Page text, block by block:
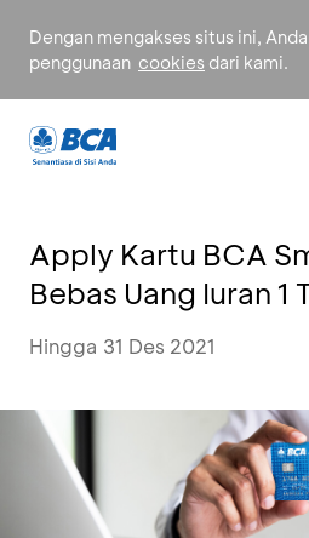
Dengan mengakses situs ini,
penggunaan cookies dari kami.
Apply Kartu BCA
Bebas Uang Iuran 1
Hingga 31 Des 2021